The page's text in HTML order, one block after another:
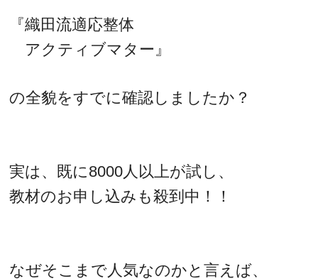
『織田流適応整体
アクティブマター』
の全貌をすでに確認しましたか？
実は、既に8000人以上が試し、
教材のお申し込みも殺到中！！
なぜそこまで人気なのかと言えば、